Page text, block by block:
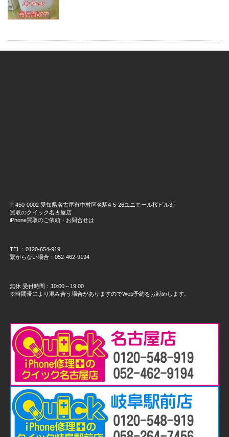
〒450-0002 愛知県名古屋市中村区名駅4-5-26ユニモール桜ビル3F
買取のクイック名古屋店
iPhone買取のご依頼・お問合せは
TEL：0120-654-919
繋がらない場合：052-462-9194
無休 受付時間：10:00～19:00
※時間帯により混み合う場合がありますのでWeb予約をお勧めします。